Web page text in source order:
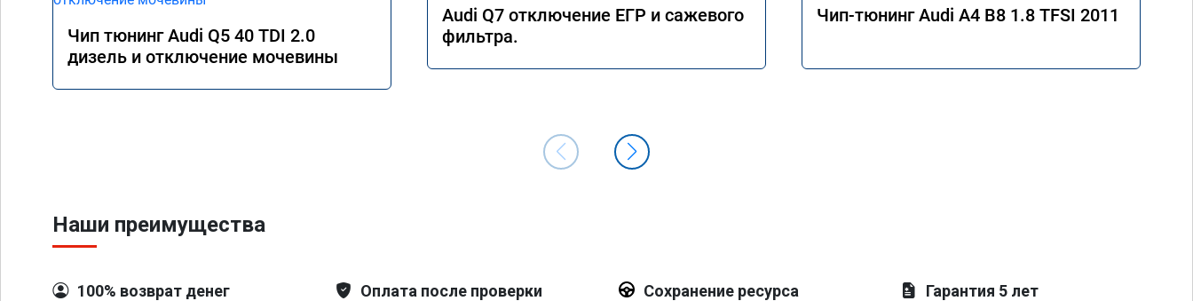
Чип тюнинг Audi Q5 40 TDI 2.0
дизель и отключение мочевины
Audi Q7 отключение ЕГР и сажевого
фильтра.
Чип-тюнинг Audi A4 B8 1.8 TFSI 2011
Наши преимущества
100% возврат денег Оплата после проверки Сохранение ресурса Гарантия 5 лет